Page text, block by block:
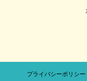
プライバシーポリシー